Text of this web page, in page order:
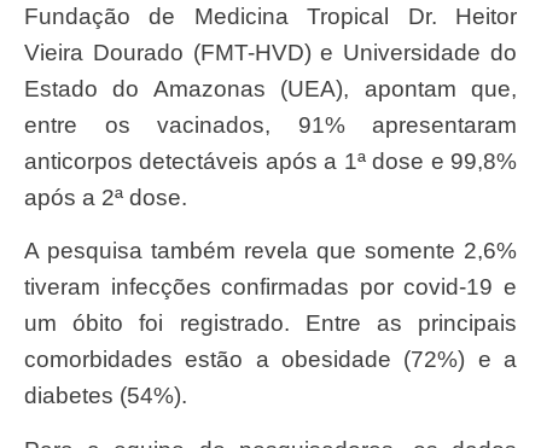
Fundação de Medicina Tropical Dr. Heitor
Vieira Dourado (FMT-HVD) e Universidade do
Estado do Amazonas (UEA), apontam que,
entre os vacinados, 91% apresentaram
anticorpos detectáveis após a 1ª dose e 99,8%
após a 2ª dose.
A pesquisa também revela que somente 2,6%
tiveram infecções confirmadas por covid-19 e
um óbito foi registrado. Entre as principais
comorbidades estão a obesidade (72%) e a
diabetes (54%).